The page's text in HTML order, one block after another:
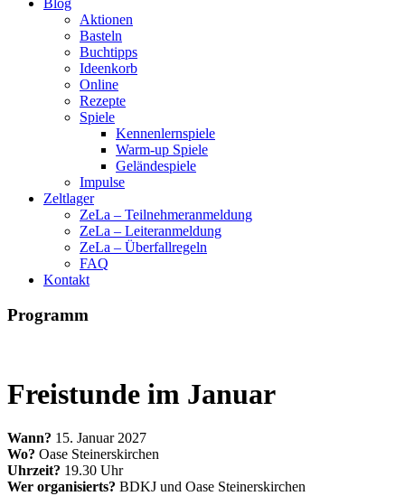
Blog
Aktionen
Basteln
Buchtipps
Ideenkorb
Online
Rezepte
Spiele
Kennenlernspiele
Warm-up Spiele
Geländespiele
Impulse
Zeltlager
ZeLa – Teilnehmeranmeldung
ZeLa – Leiteranmeldung
ZeLa – Überfallregeln
FAQ
Kontakt
Programm
Freistunde im Januar
Wann? 15. Januar 2027
Wo? Oase Steinerskirchen
Uhrzeit? 19.30 Uhr
Wer organisierts? BDKJ und Oase Steinerskirchen